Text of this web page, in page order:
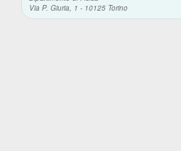
Via P. Giuria, 1 - 10125 Torino